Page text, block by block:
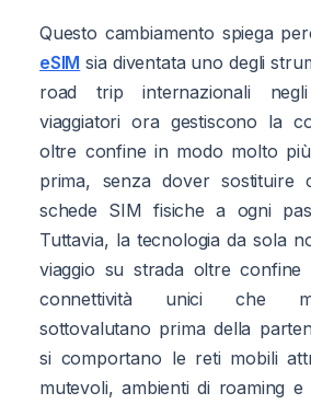
Questo cambiamento spiega
eSIM sia diventata uno degli
road trip internazionali
viaggiatori ora gestiscono la
oltre confine in modo molto
prima, senza dover sostituire
schede SIM fisiche a ogni
Tuttavia, la tecnologia da sola
viaggio su strada oltre confine
connettività unici che
sottovalutano prima della
si comportano le reti mobili
mutevoli, ambienti di roaming